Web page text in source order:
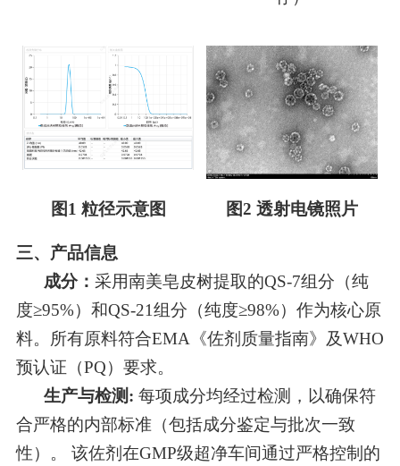
图1 粒径示意图 图2 透射电镜照片
三、产品信息
成分： 采用南美皂皮树提取的QS-7组分（纯
度≥95%）和QS-21组分（纯度≥98%）作为核心原
料。所有原料符合EMA《佐剂质量指南》及WHO
预认证（PQ）要求。
生产与检测: 每项成分均经过检测，以确保符
合严格的内部标准（包括成分鉴定与批次一致
性） 。
该佐剂在GMP级超净车间通过严格控制的